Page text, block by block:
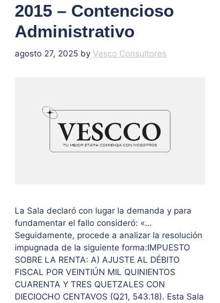
2015 – Contencioso
Administrativo
agosto 27, 2025 by Vesco Consultores
La Sala declaró con lugar la demanda y para
fundamentar el fallo consideró: «…
Seguidamente, procede a analizar la resolución
impugnada de la siguiente forma:IMPUESTO
SOBRE LA RENTA: A) AJUSTE AL DÉBITO
FISCAL POR VEINTIÚN MIL QUINIENTOS
CUARENTA Y TRES QUETZALES CON
DIECIOCHO CENTAVOS (Q21, 543.18). Esta Sala